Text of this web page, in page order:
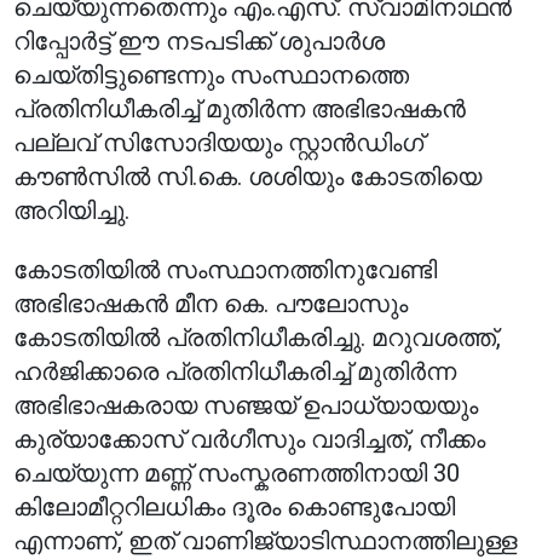
ചെയ്യുന്നതെന്നും എം.എസ്. സ്വാമിനാഥൻ
റിപ്പോർട്ട് ഈ നടപടിക്ക് ശുപാർശ
ചെയ്തിട്ടുണ്ടെന്നും സംസ്ഥാനത്തെ
പ്രതിനിധീകരിച്ച് മുതിർന്ന അഭിഭാഷകൻ
പല്ലവ് സിസോദിയയും സ്റ്റാൻഡിംഗ്
കൗൺസിൽ സി.കെ. ശശിയും കോടതിയെ
അറിയിച്ചു.
കോടതിയിൽ സംസ്ഥാനത്തിനുവേണ്ടി
അഭിഭാഷകൻ മീന കെ. പൗലോസും
കോടതിയിൽ പ്രതിനിധീകരിച്ചു. മറുവശത്ത്,
ഹർജിക്കാരെ പ്രതിനിധീകരിച്ച് മുതിർന്ന
അഭിഭാഷകരായ സഞ്ജയ് ഉപാധ്യായയും
കുര്യാക്കോസ് വർഗീസും വാദിച്ചത്, നീക്കം
ചെയ്യുന്ന മണ്ണ് സംസ്കരണത്തിനായി 30
കിലോമീറ്ററിലധികം ദൂരം കൊണ്ടുപോയി
എന്നാണ്, ഇത് വാണിജ്യാടിസ്ഥാനത്തിലുള്ള